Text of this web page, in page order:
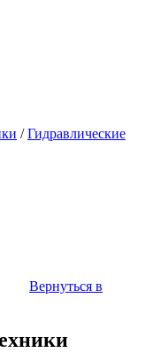
/Гидравлические
Вернуться в